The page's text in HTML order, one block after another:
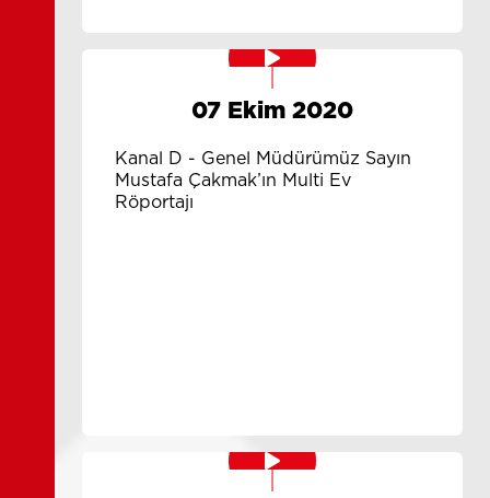
07 Ekim 2020
Kanal D - Genel Müdürümüz Sayın
Mustafa Çakmak’ın Multi Ev
Röportajı